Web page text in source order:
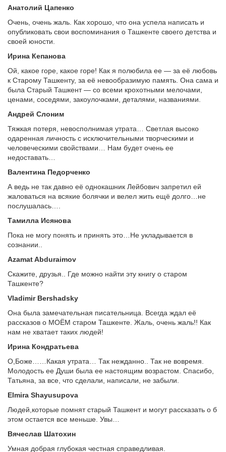
Анатолий Цапенко
Очень, очень жаль. Как хорошо, что она успела написать и
опубликовать свои воспоминания о Ташкенте своего детства и
своей юности.
Ирина Кепанова
Ой, какое горе, какое горе! Как я полюбила ее — за её любовь
к Старому Ташкенту, за её невообразимую память. Она сама и
была Старый Ташкент — со всеми крохотными мелочами,
ценами, соседями, закоулочками, деталями, названиями.
Андрей Слоним
Тяжкая потеря, невосполнимая утрата… Светлая высоко
одаренная личность с исключительными творческими и
человеческими свойствами… Нам будет очень ее
недоставать…
Валентина Педорченко
А ведь не так давно её однокашник Лейбович запретил ей
жаловаться на всякие болячки и велел жить ещё долго…не
послушалась….
Тамилла Исянова
Пока не могу понять и принять это…Не укладывается в
сознании..
Аzamat Abduraimov
Скажите, друзья.. Где можно найти эту книгу о старом
Ташкенте?
Vladimir Bershadsky
Она была замечательная писательница. Всегда ждал её
рассказов о МОЁМ старом Ташкенте. Жаль, очень жаль!! Как
нам не хватает таких людей!
Ирина Кондратьева
О,Боже……Какая утрата… Так нежданно.. Так не вовремя.
Молодость ее Души была ее настоящим возрастом. Спасибо,
Татьяна, за все, что сделали, написали, не забыли.
Elmira Shayusupova
Людей,которые помнят старый Ташкент и могут рассказать о б
этом остается все меньше. Увы…
Вячеслав Шатохин
Умная добрая глубокая честная справедливая.